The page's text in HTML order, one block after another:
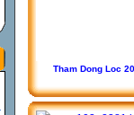
Tham Dong Loc